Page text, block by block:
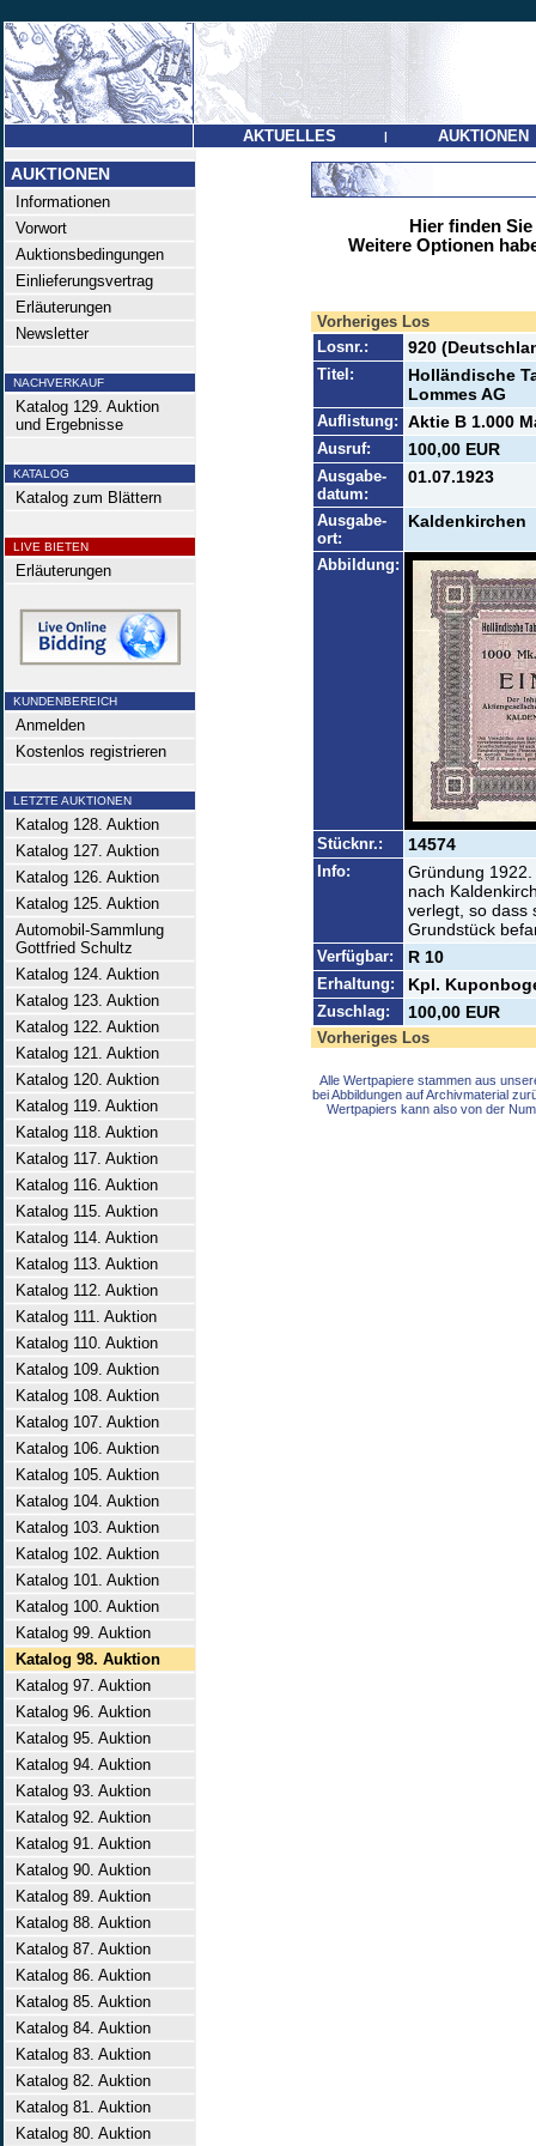
AKTUELLES | AUKTIONEN
AUKTIONEN
Informationen
Vorwort
Auktionsbedingungen
Einlieferungsvertrag
Erläuterungen
Newsletter
NACHVERKAUF
Katalog 129. Auktion
und Ergebnisse
KATALOG
Katalog zum Blättern
LIVE BIETEN
Erläuterungen
KUNDENBEREICH
Anmelden
Kostenlos registrieren
LETZTE AUKTIONEN
Katalog 128. Auktion
Katalog 127. Auktion
Katalog 126. Auktion
Katalog 125. Auktion
Automobil-Sammlung
Gottfried Schultz
Katalog 124. Auktion
Katalog 123. Auktion
Katalog 122. Auktion
Katalog 121. Auktion
Katalog 120. Auktion
Katalog 119. Auktion
Katalog 118. Auktion
Katalog 117. Auktion
Katalog 116. Auktion
Katalog 115. Auktion
Katalog 114. Auktion
Katalog 113. Auktion
Katalog 112. Auktion
Katalog 111. Auktion
Katalog 110. Auktion
Katalog 109. Auktion
Katalog 108. Auktion
Katalog 107. Auktion
Katalog 106. Auktion
Katalog 105. Auktion
Katalog 104. Auktion
Katalog 103. Auktion
Katalog 102. Auktion
Katalog 101. Auktion
Katalog 100. Auktion
Katalog 99. Auktion
Katalog 98. Auktion
Katalog 97. Auktion
Katalog 96. Auktion
Katalog 95. Auktion
Katalog 94. Auktion
Katalog 93. Auktion
Katalog 92. Auktion
Katalog 91. Auktion
Katalog 90. Auktion
Katalog 89. Auktion
Katalog 88. Auktion
Katalog 87. Auktion
Katalog 86. Auktion
Katalog 85. Auktion
Katalog 84. Auktion
Katalog 83. Auktion
Katalog 82. Auktion
Katalog 81. Auktion
Katalog 80. Auktion
Hier finden
Weitere Optionen
Vorheriges Los
Losnr.:
920
Titel:
Holländische
Lommes AG
Auflistung: Aktie B 1.000
Ausruf: 100,00 EUR
Ausgabe-
datum:
01.07.1923
Ausgabe-
ort:
Kaldenkirchen
Abbildung:
Stücknr.: 14574
Info:
Gründung
nach
verlegt, so dass
Grundstück
Verfügbar: R 10
Erhaltung: Kpl.
Zuschlag: 100,00 EUR
Vorheriges Los
Alle Wertpapiere stammen aus
bei Abbildungen auf Archivmaterial
Wertpapiers kann also von der